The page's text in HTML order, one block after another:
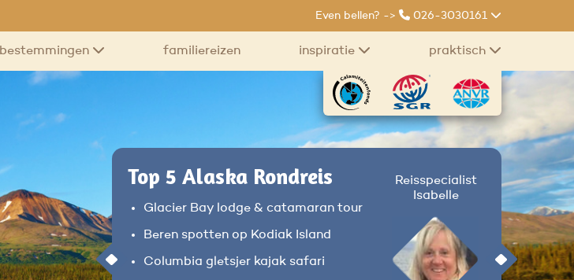
Even bellen? -> 026-3030161
bestemmingen familiereizen inspiratie praktisch
Top 5 Alaska Rondreis
Glacier Bay lodge & catamaran tour
Beren spotten op Kodiak Island
Columbia gletsjer kajak safari
Reisspecialist
Isabelle